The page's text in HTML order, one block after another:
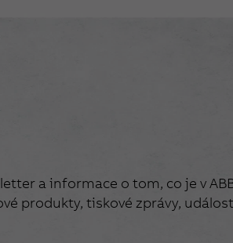
a informace o tom, co je v
produkty, tiskové zprávy,